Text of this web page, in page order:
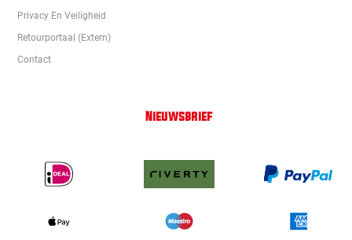
Privacy En Veiligheid
Retourportaal (extern)
Contact
Nieuwsbrief